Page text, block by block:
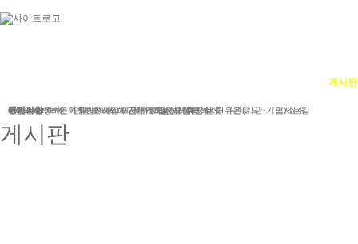
단체소개 연혁 인사말 함께하는 사람들 CI다운로드 오시는길
사업분야
게시판
공지사항 문의하기 기부금내역&결산서류공시
e-Newsletter 연간보고서/도서/자료집 갤러리 유관(기관·기업)소개
iWc Overview Structure of iWc Research topics
회원가입동의 후원하기 단체에 도움을 주신 분들
게시판